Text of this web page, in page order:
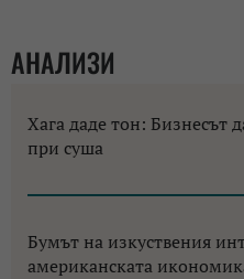
АНАЛИЗИ
Хага даде тон: Бизнесът
при суша
Бумът на изкуствения
американската